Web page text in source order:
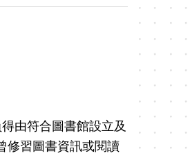
由符合圖書館設立及
修習圖書資訊或閱讀